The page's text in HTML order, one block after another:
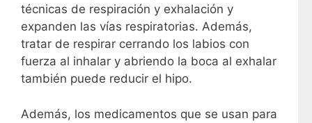
técnicas de respiración y exhalación y
expanden las vías respiratorias. Además,
tratar de respirar cerrando los labios con
fuerza al inhalar y abriendo la boca al exhalar
también puede reducir el hipo.
Además, los medicamentos que se usan para